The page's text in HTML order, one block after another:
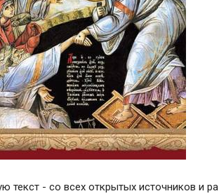
текст - со всех открытых источников и